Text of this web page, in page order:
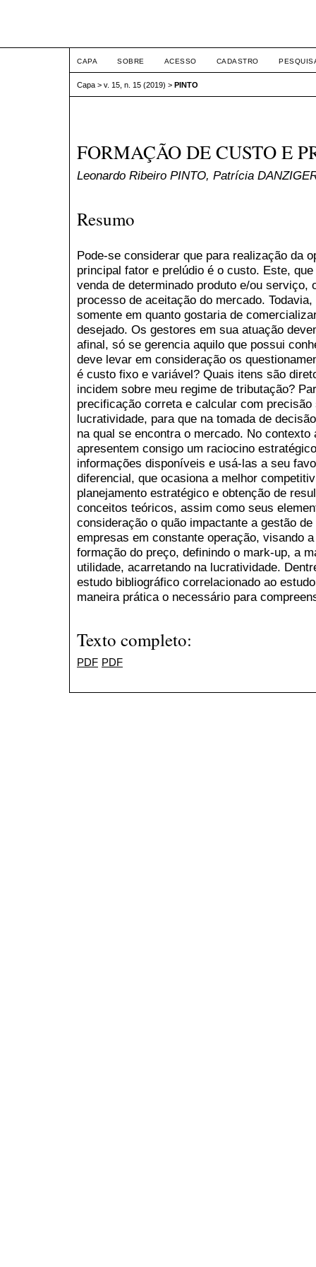
CAPA SOBRE ACESSO CADASTRO
Capa > v. 15, n. 15 (2019) > PINTO
FORMAÇÃO DE CUSTO E
Leonardo Ribeiro PINTO, Patrícia
Resumo
Pode-se considerar que para realização da
principal fator e prelúdio é o custo. Este,
venda de determinado produto e/ou serviço,
processo de aceitação do mercado.
somente em quanto gostaria de
desejado. Os gestores em sua atuação
afinal, só se gerencia aquilo que possui
deve levar em consideração os
é custo fixo e variável? Quais itens são
incidem sobre meu regime de tributação?
precificação correta e calcular com
lucratividade, para que na tomada de
na qual se encontra o mercado. No
apresentem consigo um raciocino
informações disponíveis e usá-las a seu
diferencial, que ocasiona a melhor
planejamento estratégico e obtenção de
conceitos teóricos, assim como seus
consideração o quão impactante a gestão
empresas em constante operação, visando
formação do preço, definindo o mark-up, a
utilidade, acarretando na lucratividade.
estudo bibliográfico correlacionado ao
maneira prática o necessário para
Texto completo:
PDF PDF